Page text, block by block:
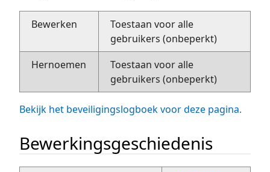
Bewerken
Toestaan voor alle
gebruikers (onbeperkt)
Hernoemen
Toestaan voor alle
gebruikers (onbeperkt)
Bekijk het beveiligingslogboek voor deze pagina.
Bewerkingsgeschiedenis